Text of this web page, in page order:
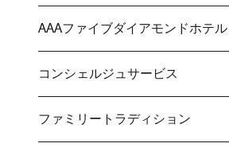
AAAファイブダイアモンドホテル
コンシェルジュサービス
ファミリートラディション